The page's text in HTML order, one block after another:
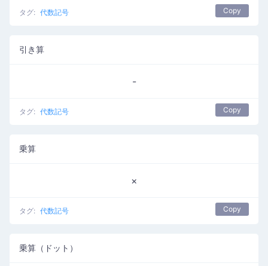
タグ: 代数記号 Copy
引き算
-
タグ: 代数記号 Copy
乗算
×
タグ: 代数記号 Copy
乗算（ドット）